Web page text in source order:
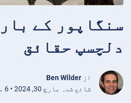
دلچسپ حقائق
از Ben Wilder
شائع شدہ مارچ 30, 2024 • 6 منٹ پڑھنے کے لیے